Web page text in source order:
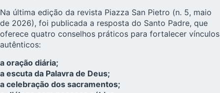
Na última edição da revista Piazza San Pietro (n. 5, maio
de 2026), foi publicada a resposta do Santo Padre, que
oferece quatro conselhos práticos para fortalecer vínculos
autênticos:
a oração diária;
a escuta da Palavra de Deus;
a celebração dos sacramentos;